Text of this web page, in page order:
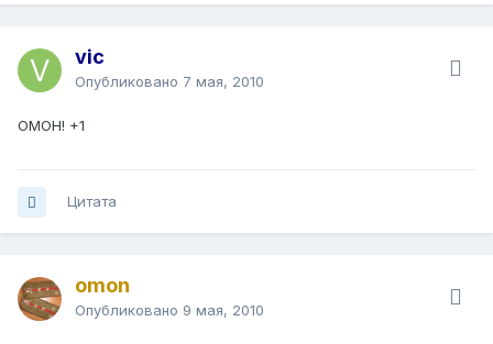
vic
Опубликовано 7 мая, 2010
ОМОН! +1
Цитата
omon
Опубликовано 9 мая, 2010